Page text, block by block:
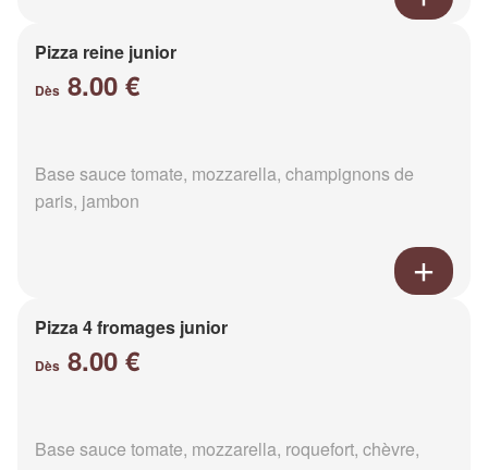
Pizza reine junior
Dès 8.00 €
Base sauce tomate, mozzarella, champignons de
paris, jambon
Pizza 4 fromages junior
Dès 8.00 €
Base sauce tomate, mozzarella, roquefort, chèvre,